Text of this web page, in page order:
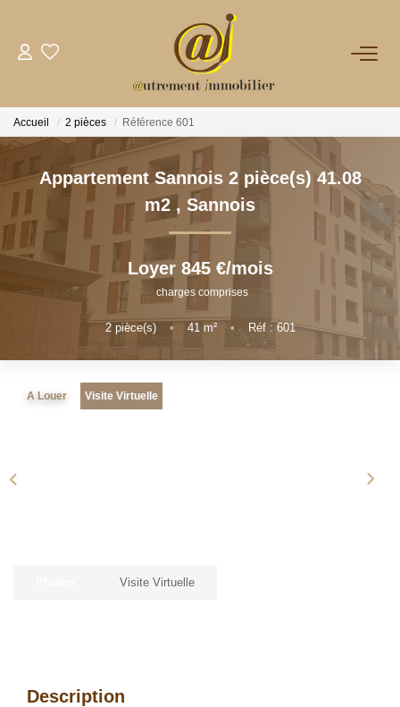
NOTRE AGENCE
VENTES
LOCATIONS
GESTION
NOS PLUS
CONTACT
Accueil 2 pièces Référence 601
Appartement Sannois 2 pièce(s) 41.08
m2 , Sannois
Loyer 845 €/mois
charges comprises
2pièce(s) • 41 m² • Réf : 601
A Louer Visite Virtuelle
Visite Virtuelle
Description